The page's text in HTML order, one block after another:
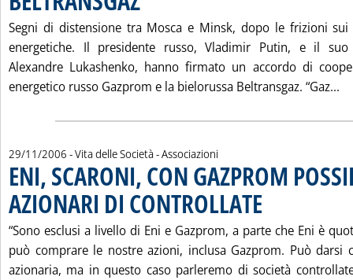
Segni di distensione tra Mosca e Minsk, dopo le frizioni
energetiche. Il presidente russo, Vladimir Putin, e il suo
Alexandre Lukashenko, hanno firmato un accordo di
energetico russo Gazprom e la bielorussa Beltransgaz. “Gaz...
29/11/2006 - Vita delle Società - Associazioni
ENI, SCARONI, CON GAZPROM
AZIONARI DI CONTROLLATE
“Sono esclusi a livello di Eni e Gazprom, a parte che Eni è
può comprare le nostre azioni, inclusa Gazprom. Può darsi
azionaria, ma in questo caso parleremo di società